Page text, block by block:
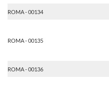
ROMA - 00134
ROMA - 00135
ROMA - 00136